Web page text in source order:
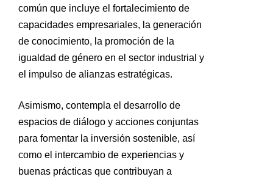
común que incluye el fortalecimiento de
capacidades empresariales, la generación
de conocimiento, la promoción de la
igualdad de género en el sector industrial y
el impulso de alianzas estratégicas.
Asimismo, contempla el desarrollo de
espacios de diálogo y acciones conjuntas
para fomentar la inversión sostenible, así
como el intercambio de experiencias y
buenas prácticas que contribuyan a